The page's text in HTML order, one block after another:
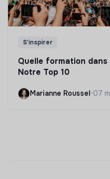
S'inspirer
Quelle formation dans
Notre Top 10
Marianne Roussel •07